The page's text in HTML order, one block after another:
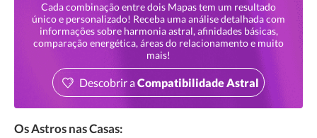
Cada combinação entre dois Mapas tem um resultado
único e personalizado! Receba uma análise detalhada com
informações sobre harmonia astral, afinidades básicas,
comparação energética, áreas do relacionamento e muito
mais!
Descobrir aCompatibilidade Astral
Os Astros nas Casas: